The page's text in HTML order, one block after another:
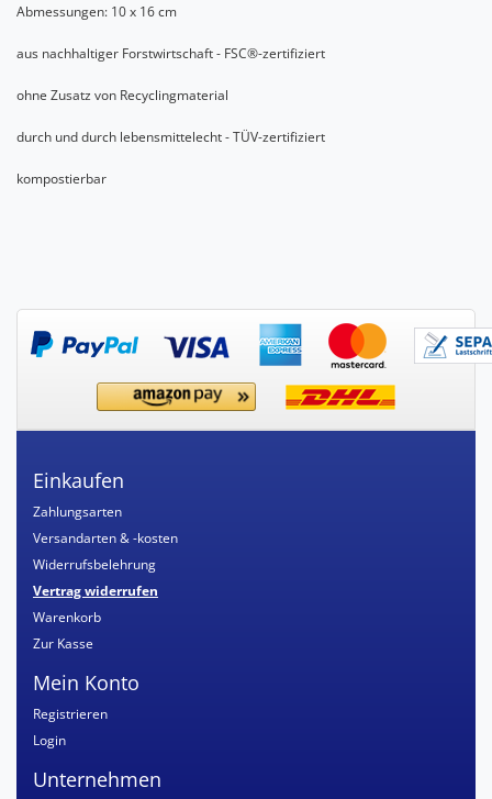
Abmessungen: 10 x 16 cm
aus nachhaltiger Forstwirtschaft - FSC®-zertifiziert
ohne Zusatz von Recyclingmaterial
durch und durch lebensmittelecht - TÜV-zertifiziert
kompostierbar
Einkaufen
Zahlungsarten
Versandarten & -kosten
Widerrufsbelehrung
Vertrag widerrufen
Warenkorb
Zur Kasse
Mein Konto
Registrieren
Login
Unternehmen